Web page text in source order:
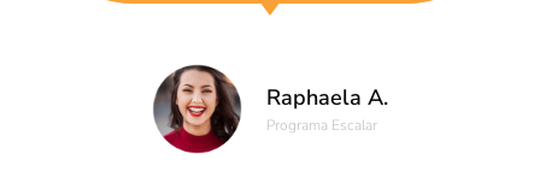
Raphaela A.
Programa Escalar